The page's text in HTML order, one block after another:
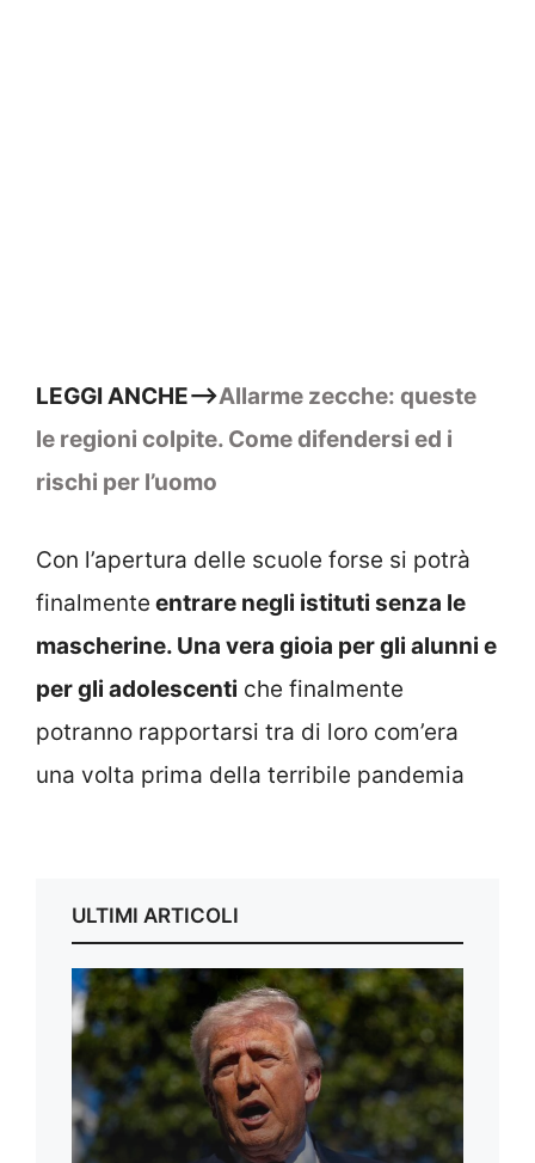
LEGGI ANCHE–>Allarme zecche: queste
le regioni colpite. Come difendersi ed i
rischi per l’uomo
Con l’apertura delle scuole forse si potrà
finalmente entrare negli istituti senza le
mascherine. Una vera gioia per gli alunni e
per gli adolescenti che finalmente
potranno rapportarsi tra di loro com’era
una volta prima della terribile pandemia
ULTIMI ARTICOLI